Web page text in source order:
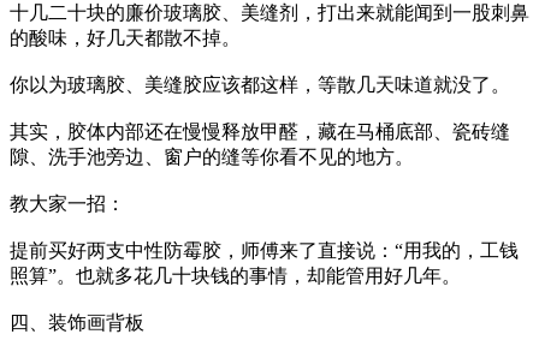
十几二十块的廉价玻璃胶、美缝剂，打出来就能闻到一股刺鼻
的酸味，好几天都散不掉。
你以为玻璃胶、美缝胶应该都这样，等散几天味道就没了。
其实，胶体内部还在慢慢释放甲醛，藏在马桶底部、瓷砖缝
隙、洗手池旁边、窗户的缝等你看不见的地方。
教大家一招：
提前买好两支中性防霉胶，师傅来了直接说：“用我的，工钱
照算”。也就多花几十块钱的事情，却能管用好几年。
四、装饰画背板